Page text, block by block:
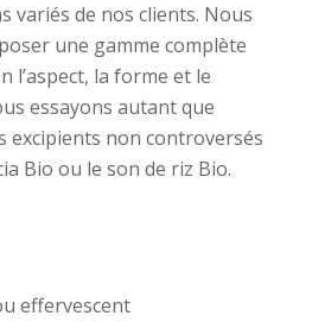
variés de nos clients. Nous
une gamme complète
l’aspect, la forme et le
essayons autant que
excipients non controversés
Bio ou le son de riz Bio.
effervescent